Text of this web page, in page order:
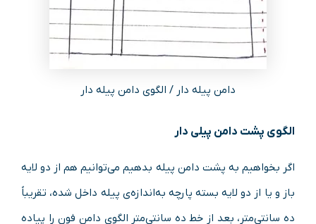
دامن پیله دار / الگوی دامن پیله دار
الگوی پشت دامن پیلی دار
اگر بخواهیم به پشت دامن پیله بدهیم می‌توانیم هم از دو لایه
باز و یا از دو لایه بسته پارچه به‌اندازه‌ی پیله داخل شده، تقریباً
ده سانتی‌متر، بعد از خط ده سانتی‌متر الگوی دامن فون را پیاده